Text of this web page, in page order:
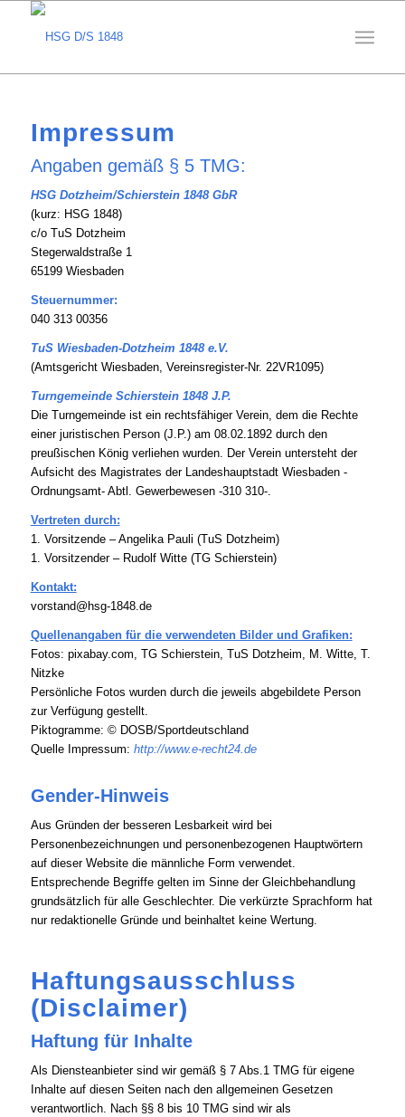
Impressum
Angaben gemäß § 5 TMG:
HSG Dotzheim/Schierstein 1848 GbR
(kurz: HSG 1848)
c/o TuS Dotzheim
Stegerwaldstraße 1
65199 Wiesbaden
Steuernummer:
040 313 00356
TuS Wiesbaden-Dotzheim 1848 e.V.
(Amtsgericht Wiesbaden, Vereinsregister-Nr. 22VR1095)
Turngemeinde Schierstein 1848 J.P.
Die Turngemeinde ist ein rechtsfähiger Verein, dem die Rechte
einer juristischen Person (J.P.) am 08.02.1892 durch den
preußischen König verliehen wurden. Der Verein untersteht der
Aufsicht des Magistrates der Landeshauptstadt Wiesbaden -
Ordnungsamt- Abtl. Gewerbewesen -310 310-.
Vertreten durch:
1. Vorsitzende – Angelika Pauli (TuS Dotzheim)
1. Vorsitzender – Rudolf Witte (TG Schierstein)
Kontakt:
vorstand@hsg-1848.de
Quellenangaben für die verwendeten Bilder und Grafiken:
Fotos: pixabay.com, TG Schierstein, TuS Dotzheim, M. Witte, T.
Nitzke
Persönliche Fotos wurden durch die jeweils abgebildete Person
zur Verfügung gestellt.
Piktogramme: © DOSB/Sportdeutschland
Quelle Impressum: http://www.e-recht24.de
Gender-Hinweis
Aus Gründen der besseren Lesbarkeit wird bei
Personenbezeichnungen und personenbezogenen Hauptwörtern
auf dieser Website die männliche Form verwendet.
Entsprechende Begriffe gelten im Sinne der Gleichbehandlung
grundsätzlich für alle Geschlechter. Die verkürzte Sprachform hat
nur redaktionelle Gründe und beinhaltet keine Wertung.
Haftungsausschluss
(Disclaimer)
Haftung für Inhalte
Als Diensteanbieter sind wir gemäß § 7 Abs.1 TMG für eigene
Inhalte auf diesen Seiten nach den allgemeinen Gesetzen
verantwortlich. Nach §§ 8 bis 10 TMG sind wir als